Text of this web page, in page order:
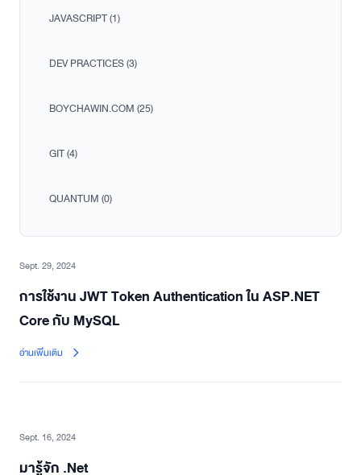
JAVASCRIPT (1)
DEV PRACTICES (3)
BOYCHAWIN.COM (25)
GIT (4)
QUANTUM (0)
Published on
Sept. 29, 2024
การใช้งาน JWT Token Authentication ใน ASP.NET
Core กับ MySQL
อ่านเพิ่มเติม
Published on
Sept. 16, 2024
มารู้จัก .Net